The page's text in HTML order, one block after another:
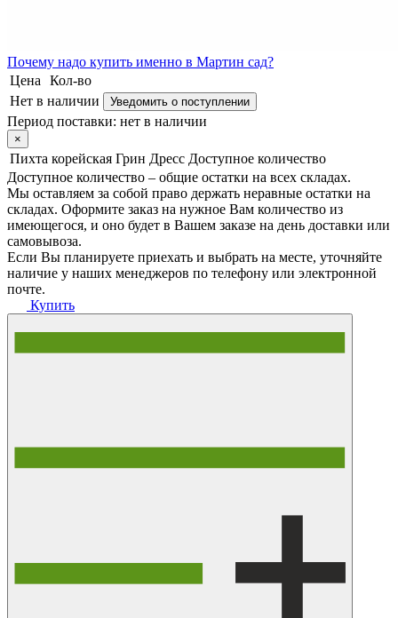
Почему надо купить именно в Мартин сад?
Цена
Кол-во
Нет в наличии
Уведомить о поступлении
Период поставки: нет в наличии
×
Пихта корейская Грин Дресс Доступное количество
Доступное количество – общие остатки на всех складах.
Мы оставляем за собой право держать неравные остатки на
складах. Оформите заказ на нужное Вам количество из
имеющегося, и оно будет в Вашем заказе на день доставки или
самовывоза.
Если Вы планируете приехать и выбрать на месте, уточняйте
наличие у наших менеджеров по телефону или электронной
почте.
Купить